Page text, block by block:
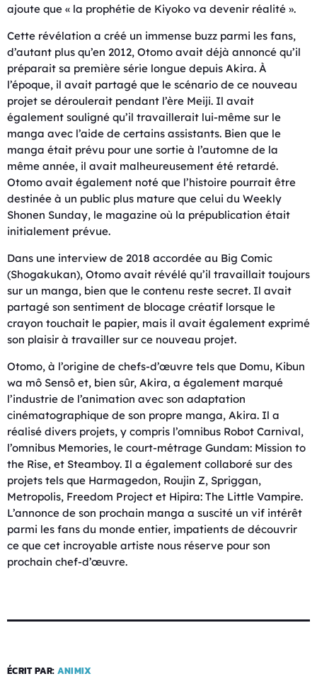
ajoute que « la prophétie de Kiyoko va devenir réalité ».
Cette révélation a créé un immense buzz parmi les fans,
d’autant plus qu’en 2012, Otomo avait déjà annoncé qu’il
préparait sa première série longue depuis Akira. À
l’époque, il avait partagé que le scénario de ce nouveau
projet se déroulerait pendant l’ère Meiji. Il avait
également souligné qu’il travaillerait lui-même sur le
manga avec l’aide de certains assistants. Bien que le
manga était prévu pour une sortie à l’automne de la
même année, il avait malheureusement été retardé.
Otomo avait également noté que l’histoire pourrait être
destinée à un public plus mature que celui du Weekly
Shonen Sunday, le magazine où la prépublication était
initialement prévue.
Dans une interview de 2018 accordée au Big Comic
(Shogakukan), Otomo avait révélé qu’il travaillait toujours
sur un manga, bien que le contenu reste secret. Il avait
partagé son sentiment de blocage créatif lorsque le
crayon touchait le papier, mais il avait également exprimé
son plaisir à travailler sur ce nouveau projet.
Otomo, à l’origine de chefs-d’œuvre tels que Domu, Kibun
wa mô Sensô et, bien sûr, Akira, a également marqué
l’industrie de l’animation avec son adaptation
cinématographique de son propre manga, Akira. Il a
réalisé divers projets, y compris l’omnibus Robot Carnival,
l’omnibus Memories, le court-métrage Gundam: Mission to
the Rise, et Steamboy. Il a également collaboré sur des
projets tels que Harmagedon, Roujin Z, Spriggan,
Metropolis, Freedom Project et Hipira: The Little Vampire.
L’annonce de son prochain manga a suscité un vif intérêt
parmi les fans du monde entier, impatients de découvrir
ce que cet incroyable artiste nous réserve pour son
prochain chef-d’œuvre.
ÉCRIT PAR: ANIMIX